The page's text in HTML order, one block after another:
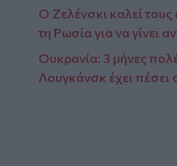
Ο Ζελένσκι καλεί
τη Ρωσία για να γίνει
Ουκρανία: 3 μήνες
Λουγκάνσκ έχει πέσει